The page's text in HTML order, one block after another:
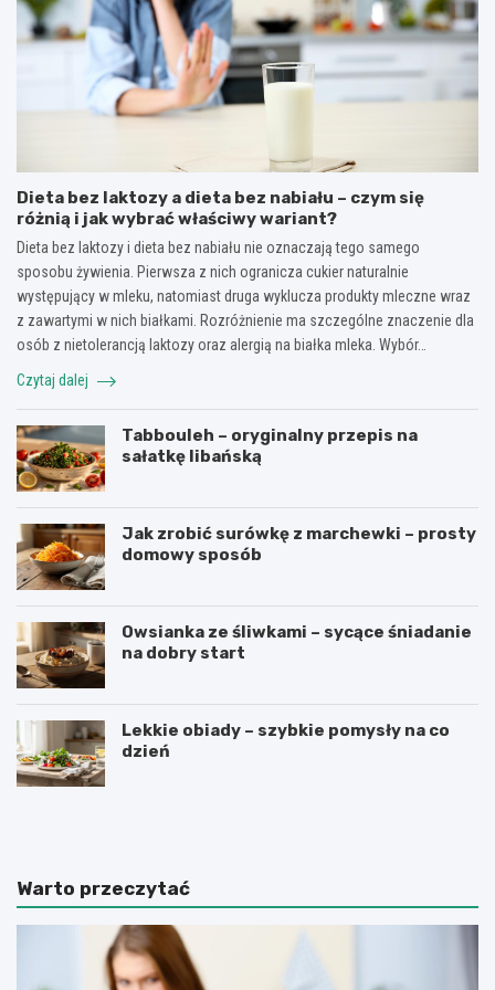
Dieta bez laktozy a dieta bez nabiału – czym się
różnią i jak wybrać właściwy wariant?
Dieta bez laktozy i dieta bez nabiału nie oznaczają tego samego
sposobu żywienia. Pierwsza z nich ogranicza cukier naturalnie
występujący w mleku, natomiast druga wyklucza produkty mleczne wraz
z zawartymi w nich białkami. Rozróżnienie ma szczególne znaczenie dla
osób z nietolerancją laktozy oraz alergią na białka mleka. Wybór…
Czytaj dalej
Tabbouleh – oryginalny przepis na
sałatkę libańską
Jak zrobić surówkę z marchewki – prosty
domowy sposób
Owsianka ze śliwkami – sycące śniadanie
na dobry start
Lekkie obiady – szybkie pomysły na co
dzień
J
o
b
i
P
z
c
z
Warto przeczytać